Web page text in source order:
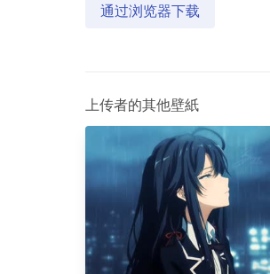
通过浏览器下载
上传者的其他壁紙